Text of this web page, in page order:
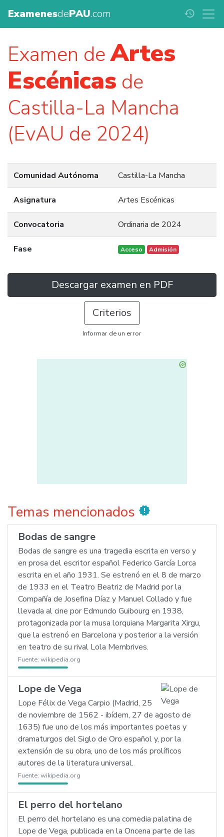
ExamenesdePAU.com history
Examen deArtes
Escénicas de
Castilla-La Mancha
(EvAU de 2024)
Comunidad Autónoma Castilla-La Mancha
Asignatura Artes Escénicas
Convocatoria Ordinaria de 2024
Fase Acceso Admisión
Descargar examen en PDF
Criterios
Informar de un error
Temas mencionados new_releases
Bodas de sangre
Bodas de sangre es una tragedia escrita en verso y
en prosa del escritor español Federico García Lorca
escrita en el año 1931. Se estrenó en el 8 de marzo
de 1933 en el Teatro Beatriz de Madrid por la
Compañía de Josefina Díaz y Manuel Collado y fue
llevada al cine por Edmundo Guibourg en 1938,
protagonizada por la musa lorquiana Margarita Xirgu,
que la estrenó en Barcelona y posterior a la versión
en teatro de su rival Lola Membrives.
Fuente: wikipedia.org
Lope de Vega
Lope Félix de Vega Carpio (Madrid, 25
de noviembre de 1562 - ibídem, 27 de agosto de
1635) fue uno de los más importantes poetas y
dramaturgos del Siglo de Oro español y, por la
extensión de su obra, uno de los más prolíficos
autores de la literatura universal.
Fuente: wikipedia.org
El perro del hortelano
El perro del hortelano es una comedia palatina de
Lope de Vega, publicada en la Oncena parte de las